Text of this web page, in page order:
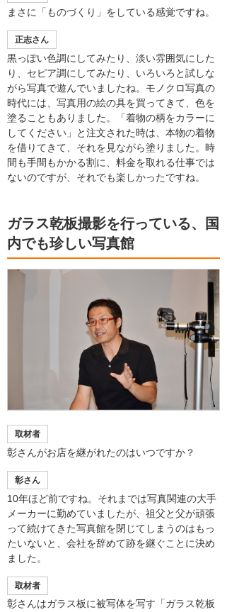
まさに「ものづくり」をしている感覚ですね。
正志さん
黒っぽい色調にしてみたり、淡い雰囲気にした
り、セピア調にしてみたり、いろいろと試しな
がら写真で遊んでいましたね。モノクロ写真の
時代には、写真用の絵の具を買ってきて、色を
塗ることもありました。「着物の柄をカラーに
してください」と注文された時は、本物の着物
を借りてきて、それを見ながら塗りました。時
間も手間もかかる割に、料金を取れる仕事では
ないのですが、それでも楽しかったですね。
ガラス乾板撮影を行っている、国
内でも珍しい写真館
取材者
彰さんがお店を継がれたのはいつですか？
彰さん
10年ほど前ですね。それまでは写真関連の大手
メーカーに勤めていましたが、祖父と父が頑張
って続けてきた写真館を閉じてしまうのはもっ
たいないと、会社を辞めて跡を継ぐことに決め
ました。
取材者
彰さんはガラス板に被写体を写す「ガラス乾板